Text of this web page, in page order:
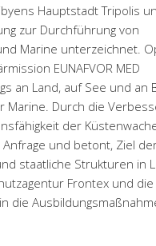
Hauptstadt Tripolis
zur Durchführung von
Marine unterzeichnet.
EUNAFVOR MED
an Land, auf See und an
Marine. Durch die
der
und betont, Ziel
staatliche Strukturen in
Frontex und die
die